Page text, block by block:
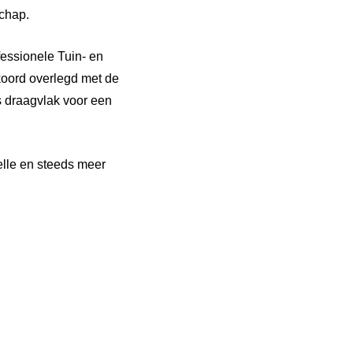
Tuin- en
overlegd met de
voor een
en steeds meer